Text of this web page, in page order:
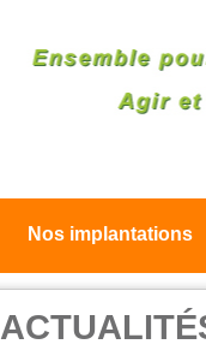
Nos implantations